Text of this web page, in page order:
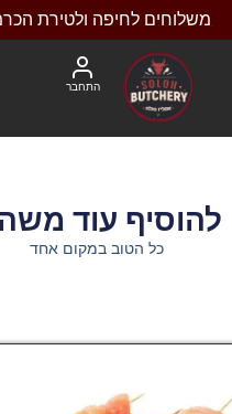
משלוחים לחיפה ולטירת הכרמל
התחבר
להוסיף עוד משהו?
כל הטוב במקום אחד